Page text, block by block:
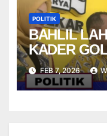
POLITIK
BAHLIL
KADER
STRIKER
FUTSAL
FEB 7, 2026